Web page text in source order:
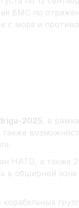
ВМС по
с моря и
2025, в
НАТО, а также
в обширной зоне